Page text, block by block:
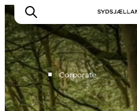
For turismeaktører
■ Corporate